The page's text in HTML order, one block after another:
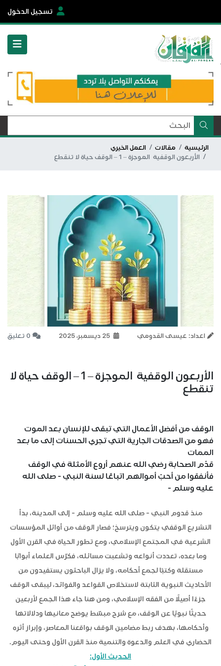
تسجيل الدخول
الرئيسية مقالات
العمل الخيري
الأربعون الوقفية الموجزة – 1 – الوقف حياة لا تنقطع
اعداد: عيسى القدومي 0 تعليق
الأربعون الوقفية الموجزة – 1 – الوقف حياة لا
تنقطع
الوقف من أفضل الأعمال التي تبقى للإنسان بعد الموت
فهو من الصدقات الجارية التي تجري الحسنات إلى ما بعد
الممات
قدّم الصحابة رضي الله عنهم أروع الأمثلة في الوقف
فأنفقوا من أحبّ أموالهم اتباعًا لسنة النبي - صلى الله
عليه وسلم -
منذ قدوم النبي - صلى الله عليه وسلم - إلى المدينة، بدأ
التشريع الوقفي يتكون ويترسخ؛ فصار الوقف من أوائل المؤسسات
الشرعية في المجتمع الإسلامي، ومع تطور الحياة في القرن الأول
وما بعده، تعددت أنواعه وتشعبت مسائله، فكرّس العلماء أبوابًا
مستقلة وكتبًا لجمع أحكامه، ولا يزال الباحثون يستفيدون من
الأحاديث النبوية الثابتة لاستخلاص القواعد والفوائد، ليبقى الوقف
جزءًا أصيلًا من الفقه الإسلامي، ومن هنا جاء هذا الجمع لأربعين
حديثًا نبويًا عن الوقف، مع شرح مبسّط يوضح معانيها ودلالاتها
وأحكامها، بهدف ربط مضامين الوقف بواقعنا المعاصر، وإبراز أثره
الحضاري في العلم والدعوة والتنمية منذ القرن الأول وحتى اليوم.
الحديث الأول: